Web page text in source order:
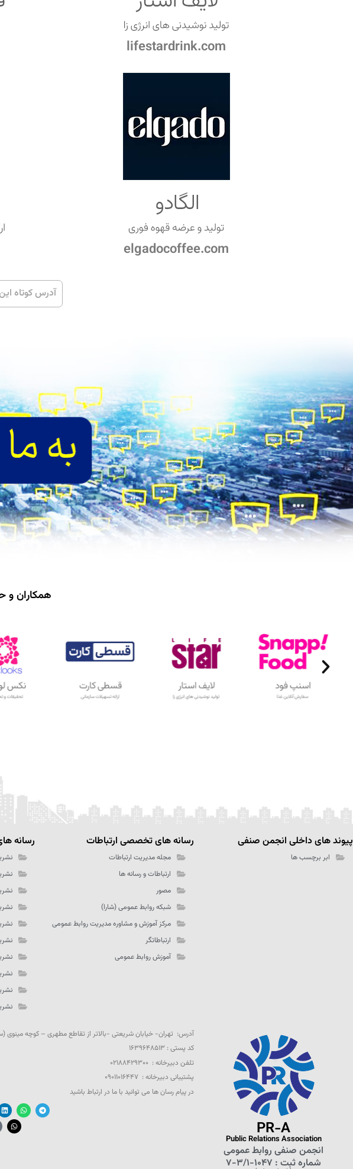
lifestardrink.com
elgadocoffee.com
آدرس کوتاه
همکاران و
پیوند های داخلی انجمن صنفی
ابر برچسب ها
رسانه های تخصصی ارتباطات
مجله مدیریت ارتباطات
ارتباطات و رسانه ها
مصور
شبکه روابط عمومی (شارا)
مرکز آموزش و مشاوره مدیریت روابط عمومی
ارتباطاتگر
آموزش روابط عمومی
رسانه
PR-A
Public Relations Association
انجمن صنفی روابط‌ عمومی
شماره ثبت : ۱۰۴۷-۳/۱-۷
آدرس: تهران- خیابان شریعتی -بالاتر از تقاطع مطهری – کوچه مینوی (سعدی) – پلاک ۱۶
کد پستی : ۱۶۳۹۶۴۸۵۱۳
تلفن دبیرخانه : ۰۲۱۸۸۴۲۹۳۰۰
پشتیبانی دبیرخانه : ۰۹۰۱۱۰۱۶۴۴۷
در پیام رسان ها می توانید با ما در ارتباط باشید